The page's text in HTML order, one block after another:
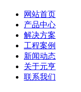
网站首页
产品中心
解决方案
工程案例
新闻动态
关于元亨
联系我们